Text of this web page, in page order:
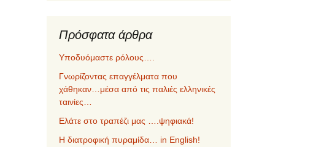
Πρόσφατα άρθρα
Υποδυόμαστε ρόλους….
Γνωρίζοντας επαγγέλματα που
χάθηκαν…μέσα από τις παλιές ελληνικές
ταινίες…
Ελάτε στο τραπέζι μας ….ψηφιακά!
Η διατροφική πυραμίδα… in English!